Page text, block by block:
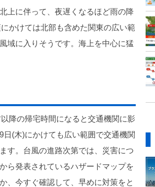
上に伴って、夜遅くなるほど雨の降
かけては北部も含めた関東の広い範
域に入りそうです。海上を中心に猛
降の帰宅時間になると交通機関に影
(木)にかけても広い範囲で交通機関
す。台風の進路次第では、災害につ
ら発表されているハザードマップを
、今すぐ確認して、早めに対策をと